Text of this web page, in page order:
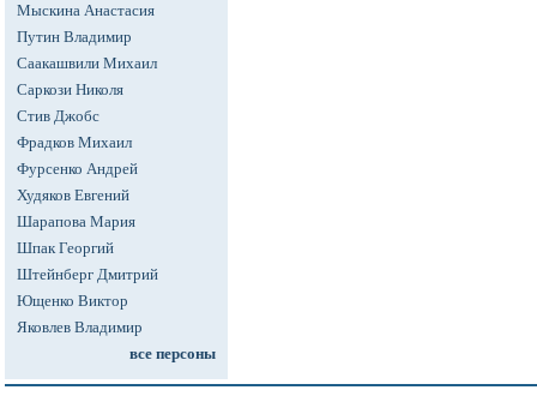
Мыскина Анастасия
Путин Владимир
Саакашвили Михаил
Саркози Николя
Стив Джобс
Фрадков Михаил
Фурсенко Андрей
Худяков Евгений
Шарапова Мария
Шпак Георгий
Штейнберг Дмитрий
Ющенко Виктор
Яковлев Владимир
все персоны